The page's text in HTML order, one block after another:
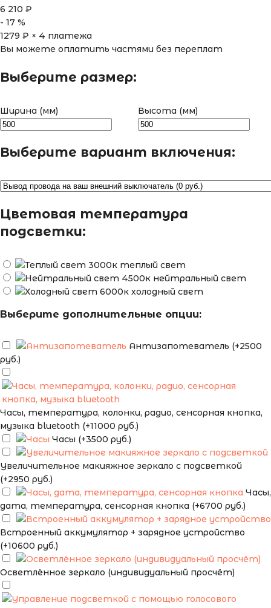
6 210 ₽
- 17 %
1279 ₽ × 4 платежа
Вы можете оплатить частями без переплат
Выберите размер:
Ширина (мм) Высота (мм)
Выберите вариант включения:
Цветовая температура
подсветки:
теплый свет
нейтральный свет
холодный свет
Выберите дополнительные опции:
Антизапотеватель (+2500
руб.)
Часы, температура, колонки, радио, сенсорная кнопка,
музыка bluetooth (+11000 руб.)
Часы (+3500 руб.)
Увеличительное макияжное зеркало с подсветкой
(+2950 руб.)
Часы,
дата, температура, сенсорная кнопка (+6700 руб.)
Встроенный аккумулятор + зарядное устройство
(+10600 руб.)
Осветлённое зеркало (индивидуальный просчёт)